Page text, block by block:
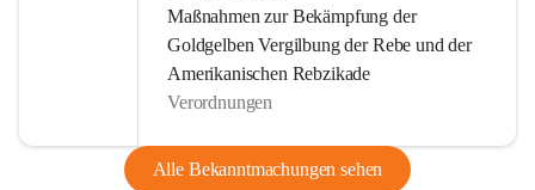
Maßnahmen zur Bekämpfung der
Goldgelben Vergilbung der Rebe und der
Amerikanischen Rebzikade
Verordnungen
Alle Bekanntmachungen sehen